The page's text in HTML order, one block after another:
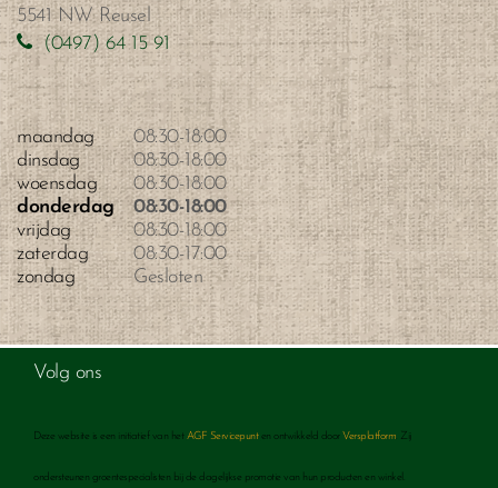
5541 NW Reusel
(0497) 64 15 91
maandag 08:30-18:00
dinsdag
08:30-18:00
woensdag
08:30-18:00
donderdag
08:30-18:00
vrijdag
08:30-18:00
zaterdag
08:30-17:00
zondag
Gesloten
Deze website is een initiatief van hetAGF Servicepunt en ontwikkeld doorVersplatform . Zij
ondersteunen groentespecialisten bij de dagelijkse promotie van hun producten en winkel.